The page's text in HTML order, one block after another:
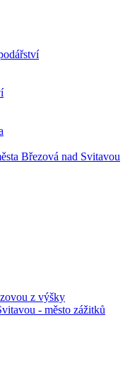
Březová nad Svitavou
z výšky
- město zážitků